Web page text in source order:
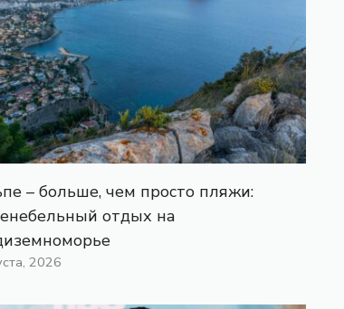
– больше, чем просто пляжи:
отдых на
2026